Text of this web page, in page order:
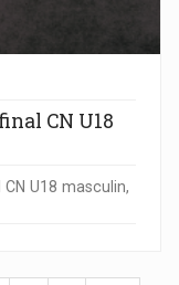
CN U18
U18 masculin,